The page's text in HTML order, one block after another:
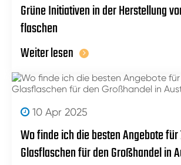
Grüne Initiativen in der Herstellung
flaschen
Weiter lesen
10 Apr 2025
Wo finde ich die besten Angebote
Glasflaschen für den Großhandel in